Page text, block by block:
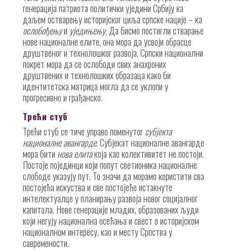
генерација патриота политички уједини Србију ка
даљем остварењу историјског циља српске нације – ка
ослобођењуи уједињењу. Да бисмо постигли стварање
нове националне елите, она мора да усвоји обрасце
друштвеног и технолошког развоја. Српски национални
покрет мора да се ослободи свих анахроних
друштвених и технолошких образаца како би
идентитетска матрица могла да се уклопи у
прогресивно и грађанско.
Трећи стуб
Трећи стуб се тиче управо поменутогсубјекта
националне авангарде. Субјекат националне авангарде
мора бити нова елитакоја као колективитет не постоји.
Постоје појединци који попут светионика националне
слободе указују пут. То значи да морамо користити сва
постојећа искуства и све постојеће истакнуте
интелектуалце у планирању развоја новог социјалног
капитала. Нове генерације младих, образованих људи
који негују национална осећања и свест о историјском
националном интересу, као и месту Српства у
савремености.